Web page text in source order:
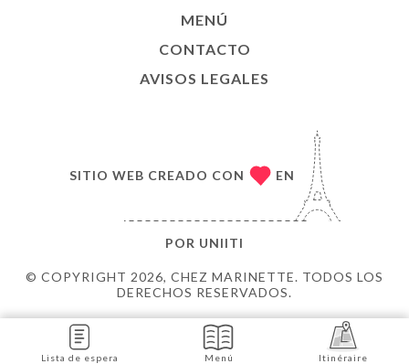
MENÚ
CONTACTO
AVISOS LEGALES
© COPYRIGHT 2026, CHEZ MARINETTE. TODOS LOS
DERECHOS RESERVADOS.
SITIO WEB CREADO CON EN
POR UNIITI
Lista de espera Menú Itinéraire